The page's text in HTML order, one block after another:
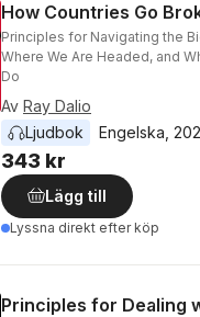
How Countries Go
Principles for Navigating the
Where We Are Headed, and
Do
Av Ray Dalio
Ljudbok
Engelska
343 kr
Lägg till
Lyssna direkt efter köp
Principles for Dealing